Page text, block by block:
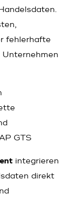
fehlerhafte
GTS
integrieren
direkt